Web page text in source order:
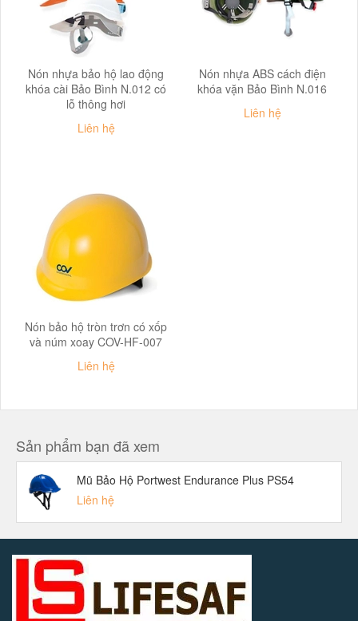
Nón nhựa bảo hộ lao động
khóa cài Bảo Bình N.012 có
lỗ thông hơi
Liên hệ
Nón nhựa ABS cách điện
khóa vặn Bảo Bình N.016
Liên hệ
Nón bảo hộ tròn trơn có xốp
và núm xoay COV-HF-007
Liên hệ
Sản phẩm bạn đã xem
Mũ Bảo Hộ Portwest Endurance Plus PS54
Liên hệ